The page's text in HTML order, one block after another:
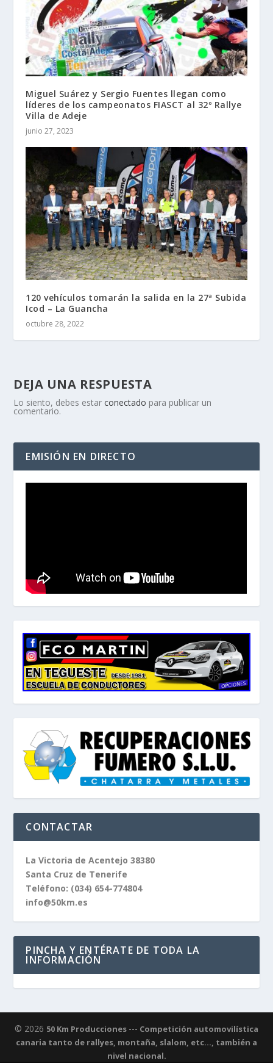
Miguel Suárez y Sergio Fuentes llegan como
líderes de los campeonatos FIASCT al 32º Rallye
Villa de Adeje
junio 27, 2023
120 vehículos tomarán la salida en la 27ª Subida
Icod – La Guancha
octubre 28, 2022
DEJA UNA RESPUESTA
Lo siento, debes estarconectado para publicar un
comentario.
EMISIÓN EN DIRECTO
CONTACTAR
La Victoria de Acentejo 38380
Santa Cruz de Tenerife
Teléfono: (034) 654-774804
info@50km.es
PINCHA Y ENTÉRATE DE TODA LA
INFORMACIÓN
© 2026 50 Km Producciones --- Competición automovilística
canaria tanto de rallyes, montaña, slalom, etc..., también a
nivel nacional.